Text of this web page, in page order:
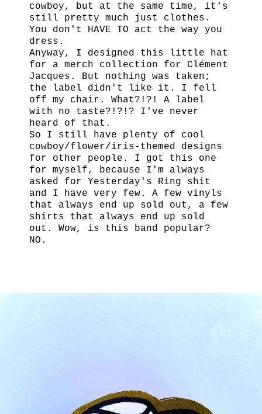
cowboy, but at the same time, it's
still pretty much just clothes.
You don't HAVE TO act the way you
dress.
Anyway, I designed this little hat
for a merch collection for Clément
Jacques. But nothing was taken;
the label didn't like it. I fell
off my chair. What?!?! A label
with no taste?!?!? I've never
heard of that.
So I still have plenty of cool
cowboy/flower/iris-themed designs
for other people. I got this one
for myself, because I'm always
asked for Yesterday's Ring shit
and I have very few. A few vinyls
that always end up sold out, a few
shirts that always end up sold
out. Wow, is this band popular?
NO.